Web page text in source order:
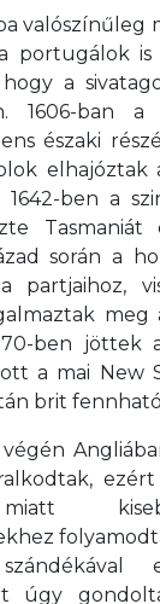
valószínűleg
portugálok
a
1606-ban
északi
elhajóztak
1642-ben a
Tasmaniát
során a
partjaihoz,
meg
ben jöttek
a mai New
brit
ezért
úgy